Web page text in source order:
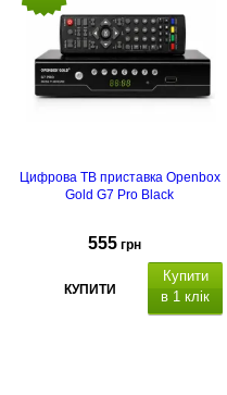
Цифрова ТВ приставка Openbox
Gold G7 Pro Black
555 грн
КУПИТИ
Купити
в 1 клік